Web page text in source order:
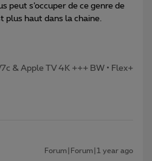
peut s’occuper de ce genre de
plus haut dans la chaine.
& Apple TV 4K +++ BW • Flex+
Forum|Forum|1 year ago